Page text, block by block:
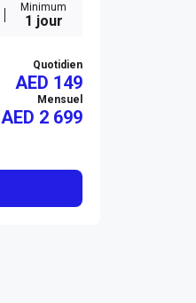
Minimum
1 jour
Quotidien
AED 149
Mensuel
AED 2 699